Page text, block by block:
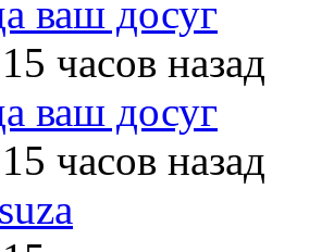
ваш досуг
часов назад
ваш досуг
часов назад